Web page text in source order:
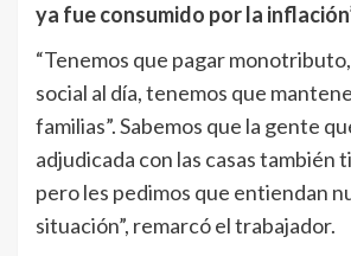
ya fue consumido por la
“Tenemos que pagar
social al día, tenemos que
familias”. Sabemos que la gente
adjudicada con las casas también
pero les pedimos que entiendan
situación”, remarcó el trabajador.